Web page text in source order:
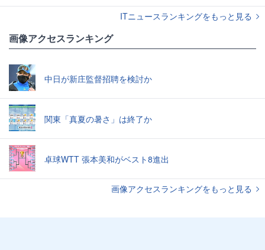
ITニュースランキングをもっと見る
画像アクセスランキング
中日が新庄監督招聘を検討か
関東「真夏の暑さ」は終了か
卓球WTT 張本美和がベスト8進出
画像アクセスランキングをもっと見る